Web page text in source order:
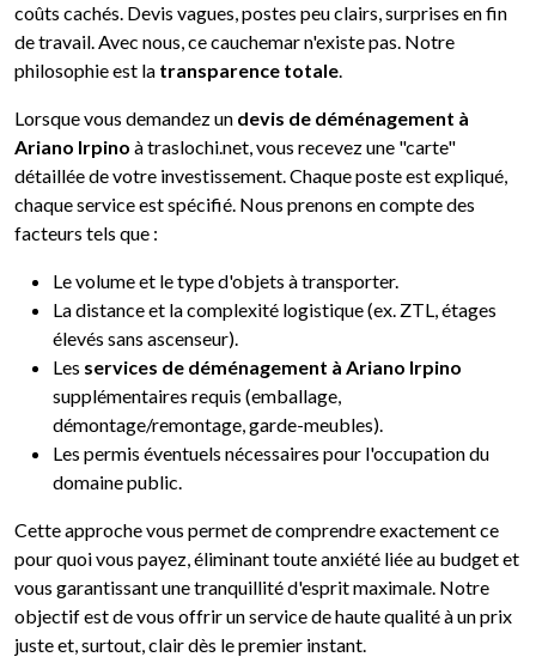
coûts cachés. Devis vagues, postes peu clairs, surprises en fin
de travail. Avec nous, ce cauchemar n'existe pas. Notre
philosophie est la transparence totale.
Lorsque vous demandez un devis de déménagement à
Ariano Irpino à traslochi.net, vous recevez une "carte"
détaillée de votre investissement. Chaque poste est expliqué,
chaque service est spécifié. Nous prenons en compte des
facteurs tels que :
Le volume et le type d'objets à transporter.
La distance et la complexité logistique (ex. ZTL, étages
élevés sans ascenseur).
Les services de déménagement à Ariano Irpino
supplémentaires requis (emballage,
démontage/remontage, garde-meubles).
Les permis éventuels nécessaires pour l'occupation du
domaine public.
Cette approche vous permet de comprendre exactement ce
pour quoi vous payez, éliminant toute anxiété liée au budget et
vous garantissant une tranquillité d'esprit maximale. Notre
objectif est de vous offrir un service de haute qualité à un prix
juste et, surtout, clair dès le premier instant.